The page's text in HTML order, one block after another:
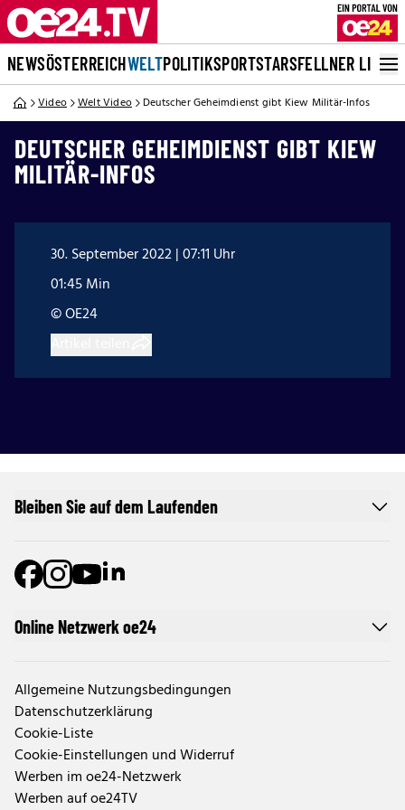
NEWSÖSTERREICHWELTPOLITIKSPORTSTARSFELLNER LIVE
Video Welt Video Deutscher Geheimdienst gibt Kiew Militär-Infos
DEUTSCHER GEHEIMDIENST GIBT KIEW
MILITÄR-INFOS
30. September 2022 | 07:11 Uhr
01:45 Min
© OE24
Online Netzwerk oe24
Allgemeine Nutzungsbedingungen
Datenschutzerklärung
Cookie-Liste
Cookie-Einstellungen und Widerruf
Werben im oe24-Netzwerk
Werben auf oe24TV
Bleiben Sie auf dem Laufenden